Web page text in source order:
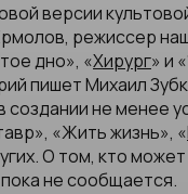
версии
режиссер
дно», «Хирург» и
пишет Михаил
создании не менее
«Жить жизнь», «
О том, кто
не сообщается.